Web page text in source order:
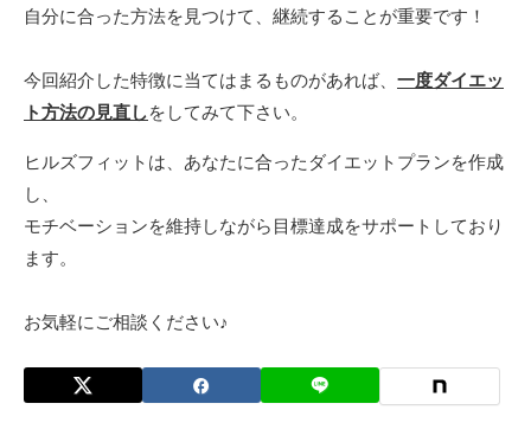
自分に合った方法を見つけて、継続することが重要です！
今回紹介した特徴に当てはまるものがあれば、 一度ダイエッ
ト方法の見直しをしてみて下さい。
ヒルズフィットは、あなたに合ったダイエットプランを作成
し、
モチベーションを維持しながら目標達成をサポートしており
ます。
お気軽にご相談ください♪